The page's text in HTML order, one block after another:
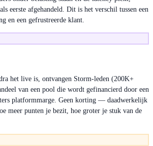
eerste afgehandeld. Dit is het verschil tussen een
en een gefrustreerde klant.
het live is, ontvangen Storm-leden (200K+
van een pool die wordt gefinancierd door een
platformmarge. Geen korting — daadwerkelijk
meer punten je bezit, hoe groter je stuk van de